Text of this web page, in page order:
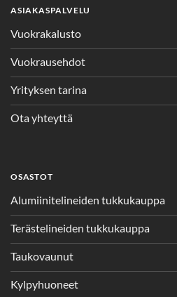
ASIAKASPALVELU
Vuokrakalusto
Vuokrausehdot
Yrityksen tarina
Ota yhteyttä
OSASTOT
Alumiinitelineiden tukkukauppa
Terästelineiden tukkukauppa
Taukovaunut
Kylpyhuoneet